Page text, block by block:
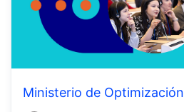
Ministerio de Optimización